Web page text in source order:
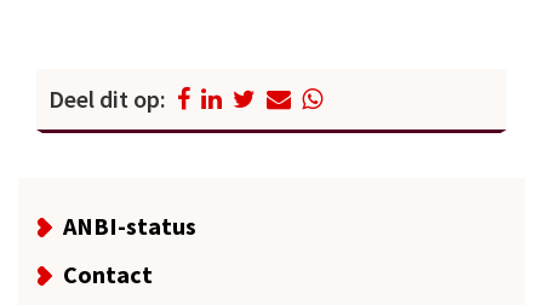
Deel dit op:
ANBI-status
Contact